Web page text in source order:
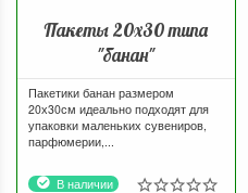
Пакеты 20х30 типа
"банан"
Пакетики банан размером
20х30см идеально подходят для
упаковки маленьких сувениров,
парфюмерии,...
В наличии